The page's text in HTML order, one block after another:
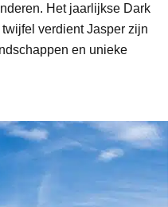
Het jaarlijkse Dark
verdient Jasper zijn
en unieke